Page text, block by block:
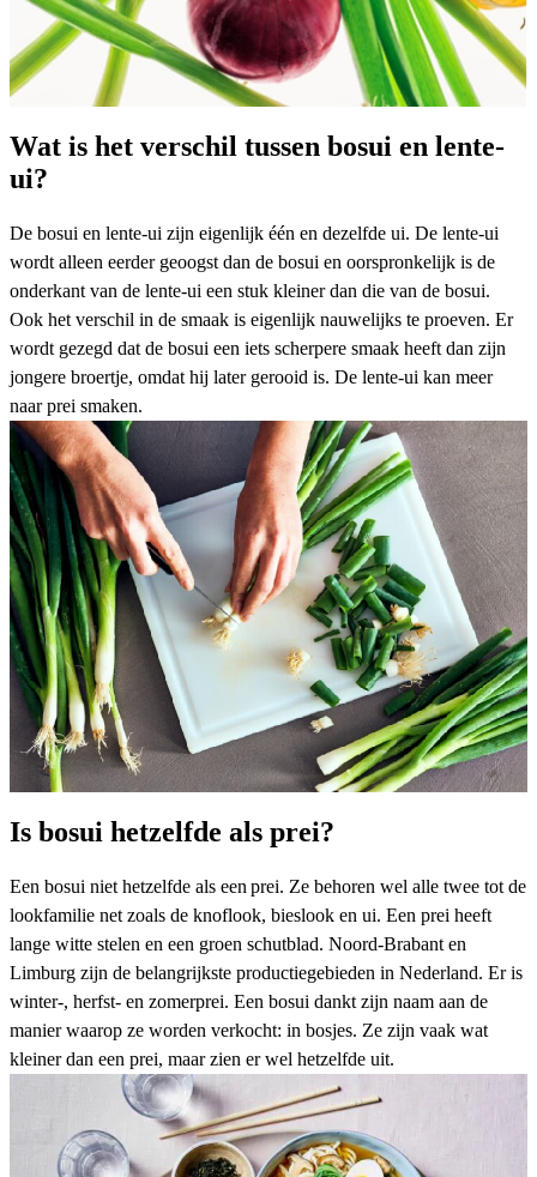
Wat is het verschil tussen bosui en lente-
ui?
De bosui en lente-ui zijn eigenlijk één en dezelfde ui. De lente-ui
wordt alleen eerder geoogst dan de bosui en oorspronkelijk is de
onderkant van de lente-ui een stuk kleiner dan die van de bosui.
Ook het verschil in de smaak is eigenlijk nauwelijks te proeven. Er
wordt gezegd dat de bosui een iets scherpere smaak heeft dan zijn
jongere broertje, omdat hij later gerooid is. De lente-ui kan meer
naar prei smaken.
Is bosui hetzelfde als prei?
Een bosui niet hetzelfde als een prei. Ze behoren wel alle twee tot de
lookfamilie net zoals de knoflook, bieslook en ui. Een prei heeft
lange witte stelen en een groen schutblad. Noord-Brabant en
Limburg zijn de belangrijkste productiegebieden in Nederland. Er is
winter-, herfst- en zomerprei. Een bosui dankt zijn naam aan de
manier waarop ze worden verkocht: in bosjes. Ze zijn vaak wat
kleiner dan een prei, maar zien er wel hetzelfde uit.